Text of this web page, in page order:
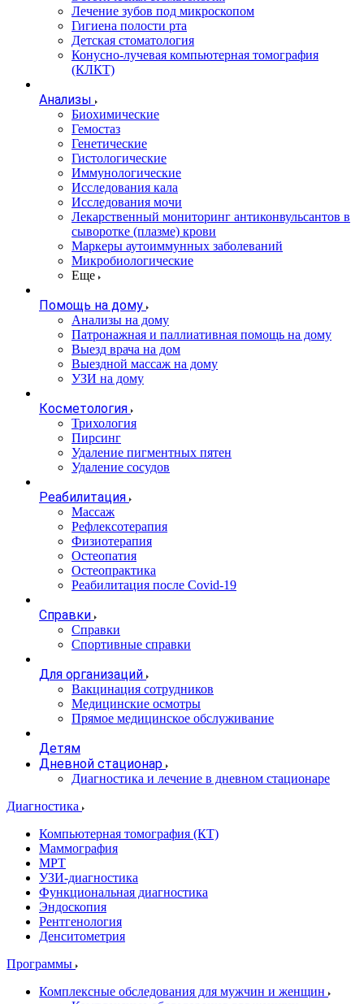
Лечение зубов под микроскопом
Гигиена полости рта
Детская стоматология
Конусно-лучевая компьютерная томография
(КЛКТ)
Анализы
Биохимические
Гемостаз
Генетические
Гистологические
Иммунологические
Исследования кала
Исследования мочи
Лекарственный мониторинг антиконвульсантов в
сыворотке (плазме) крови
Маркеры аутоиммунных заболеваний
Микробиологические
Еще
Помощь на дому
Анализы на дому
Патронажная и паллиативная помощь на дому
Выезд врача на дом
Выездной массаж на дому
УЗИ на дому
Косметология
Трихология
Пирсинг
Удаление пигментных пятен
Удаление сосудов
Реабилитация
Массаж
Рефлексотерапия
Физиотерапия
Остеопатия
Остеопрактика
Реабилитация после Covid-19
Справки
Справки
Спортивные справки
Для организаций
Вакцинация сотрудников
Медицинские осмотры
Прямое медицинское обслуживание
Детям
Дневной стационар
Диагностика и лечение в дневном стационаре
Диагностика
Компьютерная томография (КТ)
Маммография
МРТ
УЗИ-диагностика
Функциональная диагностика
Эндоскопия
Рентгенология
Денситометрия
Программы
Комплексные обследования для мужчин и женщин